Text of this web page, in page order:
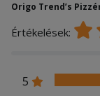
Origo Trend’s
Értékelések:
5